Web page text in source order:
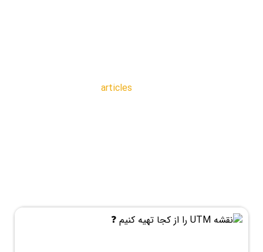
articles